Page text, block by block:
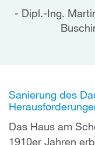
Dipl.-Ing.
Sanierung des
Das Haus am
1910er Jahren